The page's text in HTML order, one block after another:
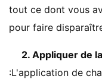
tout ce dont vous
pour faire
2. Appliquer de
:L'application de